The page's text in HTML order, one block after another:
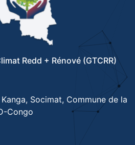
Redd + Rénové (GTCRR)
Socimat, Commune de la
Congo